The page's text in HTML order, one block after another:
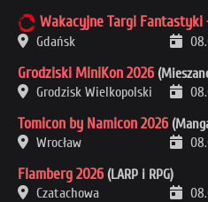
Wakacyjne Targi Fantastyki
Gdańsk
Grodziski MiniKon 2026
Grodzisk Wielkopolski
Tomicon by Namicon 2026
Wrocław
Flamberg 2026 (LARP i RPG)
Czatachowa